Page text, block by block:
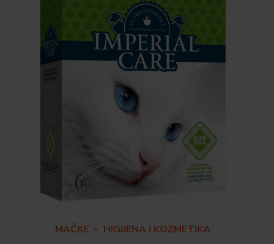
MAČKE HIGIJENA I KOZMETIKA